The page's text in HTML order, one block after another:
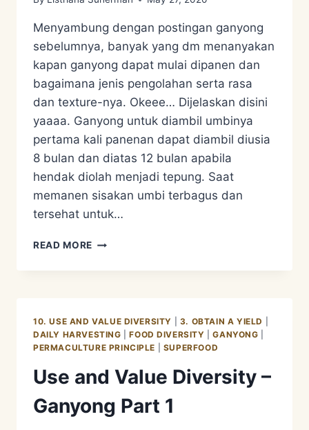
Menyambung dengan postingan ganyong
sebelumnya, banyak yang dm menanyakan
kapan ganyong dapat mulai dipanen dan
bagaimana jenis pengolahan serta rasa
dan texture-nya. Okeee… Dijelaskan disini
yaaaa. Ganyong untuk diambil umbinya
pertama kali panenan dapat diambil diusia
8 bulan dan diatas 12 bulan apabila
hendak diolah menjadi tepung. Saat
memanen sisakan umbi terbagus dan
tersehat untuk…
READ MORE USE
VALUE
PART
2
10. USE AND VALUE DIVERSITY 3. OBTAIN A YIELD
DAILY HARVESTING |FOOD DIVERSITY |GANYONG
PERMACULTURE PRINCIPLE
SUPERFOOD
Use and Value Diversity –
Ganyong Part 1